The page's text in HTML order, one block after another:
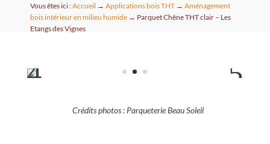
Vous êtes ici :Accueil → Applications bois THT→ Aménagement
bois intérieur en milieu humide→ Parquet Chêne THT clair – Les
Etangs des Vignes
Crédits photos : Parqueterie Beau Soleil